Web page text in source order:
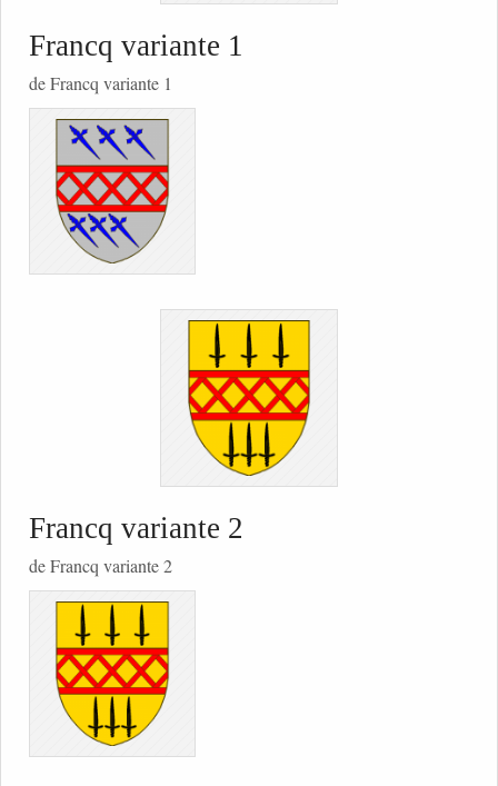
Francq variante 1
de Francq variante 1
Francq variante 2
de Francq variante 2